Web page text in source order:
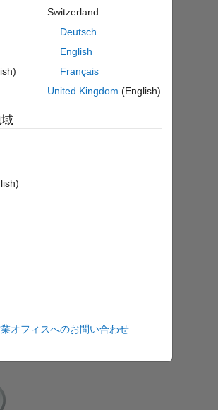
Switzerland
Deutsch
English
Français
United Kingdom (English)
オフィスへのお問い合わせ